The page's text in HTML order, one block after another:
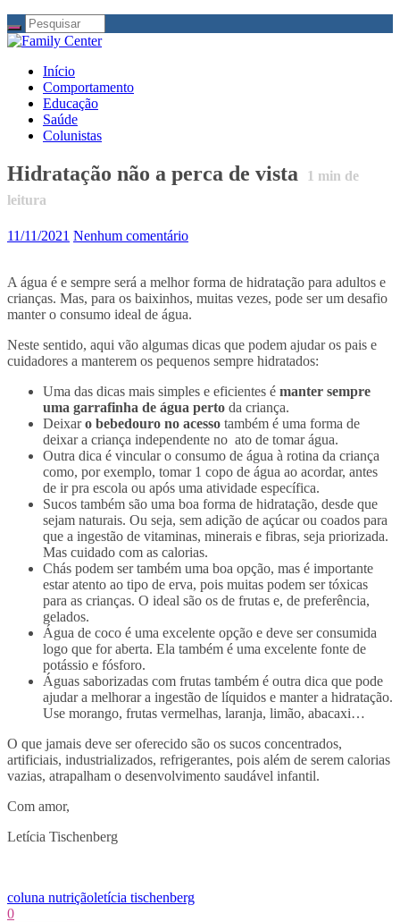
Início
Comportamento
Educação
Saúde
Colunistas
Hidratação não a perca de vista 1 min de
leitura
11/11/2021 Nenhum comentário
A água é e sempre será a melhor forma de hidratação para adultos e
crianças. Mas, para os baixinhos, muitas vezes, pode ser um desafio
manter o consumo ideal de água.
Neste sentido, aqui vão algumas dicas que podem ajudar os pais e
cuidadores a manterem os pequenos sempre hidratados:
Uma das dicas mais simples e eficientes é manter sempre
uma garrafinha de água perto da criança.
Deixaro bebedouro no acesso também é uma forma de
deixar a criança independente no ato de tomar água.
Outra dica é vincular o consumo de água à rotina da criança
como, por exemplo, tomar 1 copo de água ao acordar, antes
de ir pra escola ou após uma atividade específica.
Sucos também são uma boa forma de hidratação, desde que
sejam naturais. Ou seja, sem adição de açúcar ou coados para
que a ingestão de vitaminas, minerais e fibras, seja priorizada.
Mas cuidado com as calorias.
Chás podem ser também uma boa opção, mas é importante
estar atento ao tipo de erva, pois muitas podem ser tóxicas
para as crianças. O ideal são os de frutas e, de preferência,
gelados.
Água de coco é uma excelente opção e deve ser consumida
logo que for aberta. Ela também é uma excelente fonte de
potássio e fósforo.
Águas saborizadas com frutas também é outra dica que pode
ajudar a melhorar a ingestão de líquidos e manter a hidratação.
Use morango, frutas vermelhas, laranja, limão, abacaxi…
O que jamais deve ser oferecido são os sucos concentrados,
artificiais, industrializados, refrigerantes, pois além de serem calorias
vazias, atrapalham o desenvolvimento saudável infantil.
Com amor,
Letícia Tischenberg
coluna nutriçãoletícia tischenberg
0